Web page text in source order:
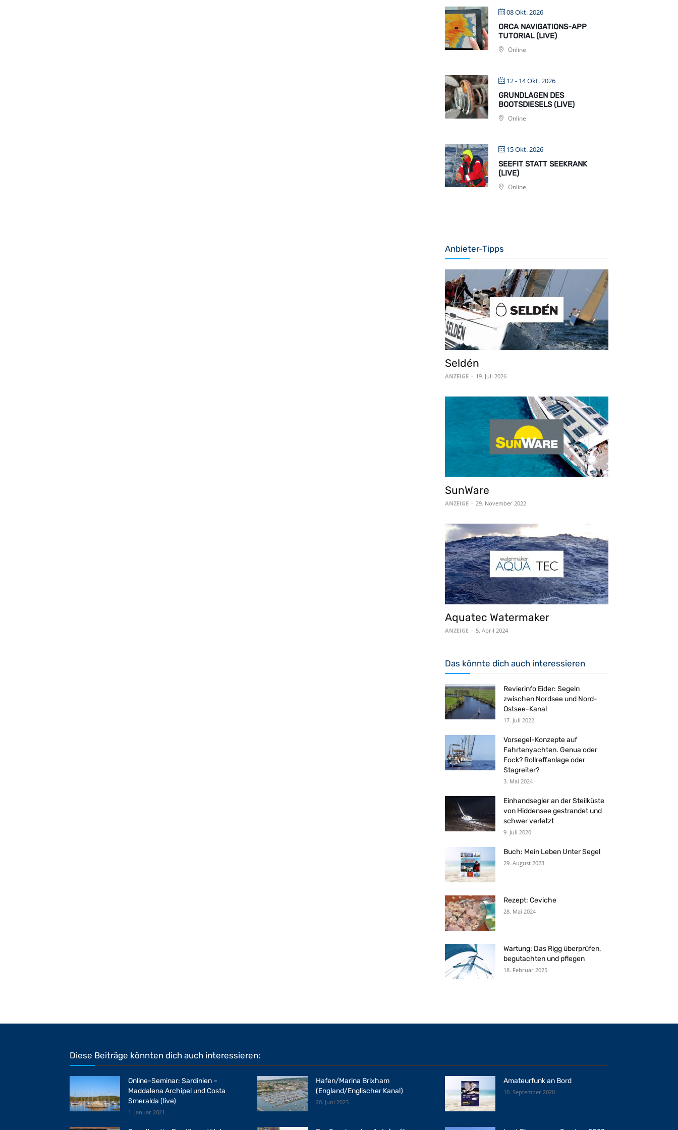
08 Okt. 2026
ORCA NAVIGATIONS-APP
TUTORIAL (LIVE)
Online
12 - 14 Okt. 2026
GRUNDLAGEN DES
BOOTSDIESELS (LIVE)
Online
15 Okt. 2026
SEEFIT STATT SEEKRANK
(LIVE)
Online
Anbieter-Tipps
Seldén
ANZEIGE - 19. Juli 2026
SunWare
ANZEIGE - 29. November 2022
Aquatec Watermaker
ANZEIGE - 5. April 2024
Das könnte dich auch interessieren
Revierinfo Eider: Segeln
zwischen Nordsee und Nord-
Ostsee-Kanal
17. Juli 2022
Vorsegel-Konzepte auf
Fahrtenyachten. Genua oder
Fock? Rollreffanlage oder
Stagreiter?
3. Mai 2024
Einhandsegler an der Steilküste
von Hiddensee gestrandet und
schwer verletzt
9. Juli 2020
Buch: Mein Leben Unter Segel
29. August 2023
Rezept: Ceviche
28. Mai 2024
Wartung: Das Rigg überprüfen,
begutachten und pflegen
18. Februar 2025
Diese Beiträge könnten dich auch interessieren:
Online-Seminar: Sardinien –
Maddalena Archipel und Costa
Smeralda (live)
1. Januar 2021
Hafen/Marina Brixham
(England/Englischer Kanal)
20. Juni 2023
Amateurfunk an Bord
10. September 2020